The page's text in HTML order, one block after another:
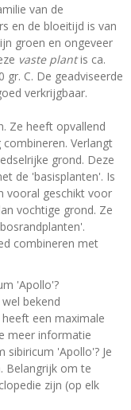
van de
en de bloeitijd is van
groen en ongeveer
vaste plantis ca.
C. De geadviseerde
verkrijgbaar.
Ze heeft opvallend
Verlangt
grond. Deze
de 'basisplanten'. Is
vooral geschikt voor
vochtige grond. Ze
combineren met
'Apollo'?
bekend
een maximale
meer informatie
sibiricum 'Apollo'? Je
Belangrijk om te
zijn (op elk